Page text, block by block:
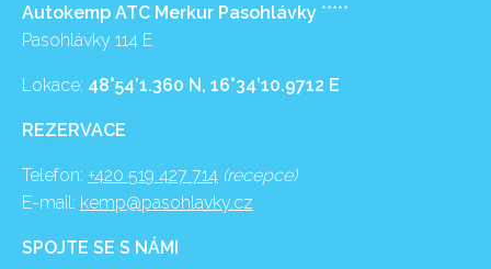
Autokemp ATC Merkur Pasohlávky *****
Pasohlávky 114 E
Lokace: 48°54’1.360 N, 16°34’10.9712 E
REZERVACE
Telefon: +420 519 427 714 (recepce)
E-mail: kemp@pasohlavky.cz
SPOJTE SE S NÁMI